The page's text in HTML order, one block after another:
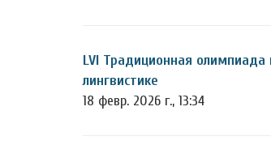
LVI Традиционная олимпиада
лингвистике
18 февр. 2026 г., 13:34